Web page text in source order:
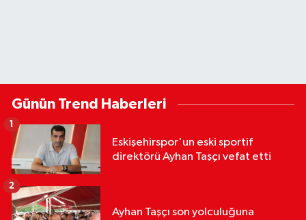
Günün Trend Haberleri
Eskişehirspor'un eski sportif
direktörü Ayhan Taşçı vefat etti
1
Ayhan Taşçı son yolculuğuna
2